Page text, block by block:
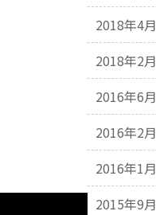
2018年4月
2018年2月
2016年6月
2016年2月
2016年1月
2015年9月